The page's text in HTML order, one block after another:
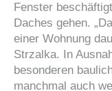
Fenster
Daches gehen.
einer Wohnung
Strzalka. In
besonderen
manchmal auch